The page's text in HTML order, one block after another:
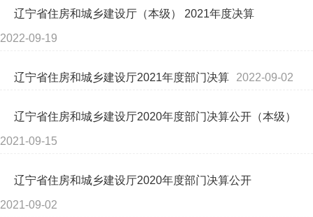
辽宁省住房和城乡建设厅（本级） 2021年度决算
2022-09-19
辽宁省住房和城乡建设厅2021年度部门决算 2022-09-02
辽宁省住房和城乡建设厅2020年度部门决算公开（本级）
2021-09-15
辽宁省住房和城乡建设厅2020年度部门决算公开
2021-09-02